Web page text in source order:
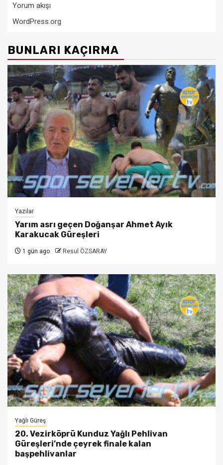
Yorum akışı
WordPress.org
BUNLARI KAÇIRMA
Yazılar
Yarım asrı geçen Doğanşar Ahmet Ayık
Karakucak Güreşleri
1 gün ago Resul ÖZSARAY
Yağlı Güreş
20. Vezirköprü Kunduz Yağlı Pehlivan
Güreşleri’nde çeyrek finale kalan
başpehlivanlar